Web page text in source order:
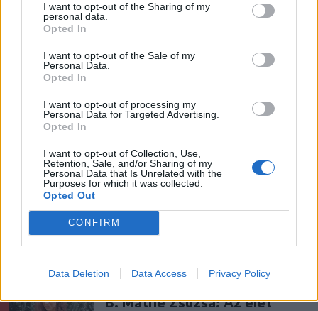
I want to opt-out of the Sharing of my
personal data.
Opted In
I want to opt-out of the Sale of my
Personal Data.
Opted In
I want to opt-out of processing my
Personal Data for Targeted Advertising.
Opted In
I want to opt-out of Collection, Use,
Retention, Sale, and/or Sharing of my
Personal Data that Is Unrelated with the
Purposes for which it was collected.
Opted Out
CONFIRM
Data Deletion Data Access Privacy Policy
áttörés még nem az FK-nak
Krónika
országban szinte fele annyit
tart, mint nálunk. Melyik
Székely Sport
után egyre nehezebb, de
jönni fognak a jó eredmények
Nőileg
B. Máthé Zsuzsa: Az élet